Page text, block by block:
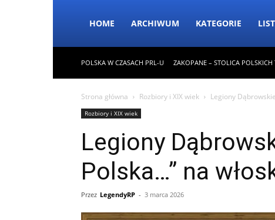
HOME ARCHIWUM KATEGORIE
POLSKA W CZASACH PRL-U ZAKOPANE – STOLICA POLSKICH
Strona główna Rozbiory i XIX wiek Legiony
Rozbiory i XIX wiek
Legiony
Polska…” na
Przez LegendyRP - 3 marca 2026